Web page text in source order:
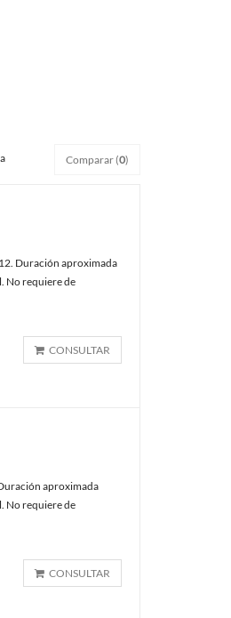
Comparar (0)
Duración aproximada
No requiere de
CONSULTAR
aproximada
No requiere de
CONSULTAR